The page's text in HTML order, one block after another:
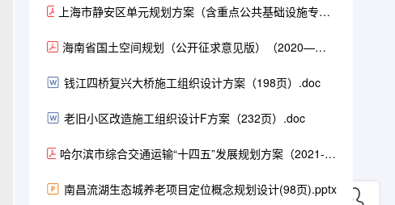
上海市静安区单元规划方案（含重点公共基础设施专项
海南省国土空间规划（公开征求意见版）（2020—
钱江四桥复兴大桥施工组织设计方案（198页）.doc
老旧小区改造施工组织设计F方案（232页）.doc
哈尔滨市综合交通运输“十四五”发展规划方案（2021-
南昌流湖生态城养老项目定位概念规划设计(98页).pptx